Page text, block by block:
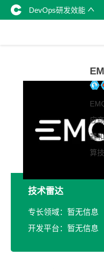
DevOps研发效能
应
器
算
技术雷达
专长领域：暂无信息
开发平台：暂无信息